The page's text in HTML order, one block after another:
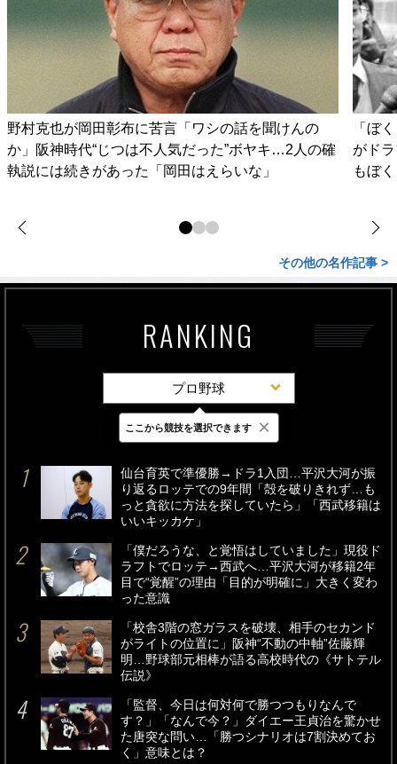
野村克也が岡田彰布に苦言「ワシの話を聞けんの
か」阪神時代“じつは不人気だった”ボヤキ…2人の確
執説には続きがあった「岡田はえらいな」
「ぼ
がド
もぼ
その他の名作記事 >
RANKING
プロ野球
最新 24時間 週間
仙台育英で準優勝→ドラ1入団…平沢大河が振
り返るロッテでの9年間「殻を破りきれず…も
っと貪欲に方法を探していたら」「西武移籍は
いいキッカケ」
「僕だろうな、と覚悟はしていました」現役ド
ラフトでロッテ→西武へ…平沢大河が移籍2年
目で“覚醒”の理由「目的が明確に」大きく変わ
った意識
「校舎3階の窓ガラスを破壊、相手のセカンド
がライトの位置に」阪神“不動の中軸”佐藤輝
明…野球部元相棒が語る高校時代の《サトテル
伝説》
「監督、今日は何対何で勝つつもりなんで
す？」「なんで今？」ダイエー王貞治を驚かせ
た唐突な問い…「勝つシナリオは7割決めてお
く」意味とは？
ここから競技を選択できます ×